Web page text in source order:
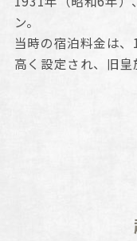
ン。
当時の宿泊料金は
高く設定され、旧皇